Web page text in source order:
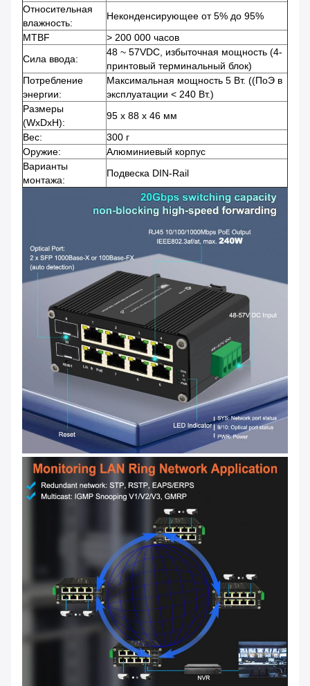
Относительная
влажность:
Неконденсирующее от 5% до 95%
MTBF
> 200 000 часов
Сила ввода:
48 ~ 57VDC, избыточная мощность (4-
принтовый терминальный блок)
Потребление
энергии:
Максимальная мощность 5 Вт. ((ПоЭ в
эксплуатации < 240 Вт.)
Размеры
(WxDxH):
95 х 88 х 46 мм
Вес:
300 г
Оружие:
Алюминиевый корпус
Варианты
монтажа:
Подвеска DIN-Rail